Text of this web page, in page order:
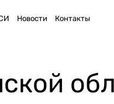
Новости Контакты